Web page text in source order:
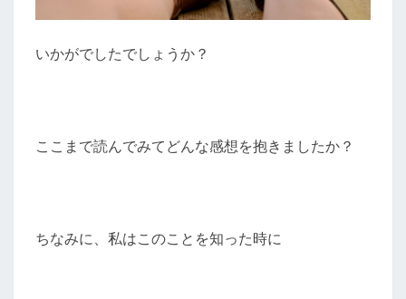
いかがでしたでしょうか？
ここまで読んでみてどんな感想を抱きましたか？
ちなみに、私はこのことを知った時に